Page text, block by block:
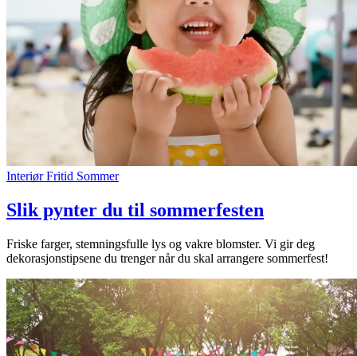
Interiør Fritid Sommer
Slik pynter du til sommerfesten
Friske farger, stemningsfulle lys og vakre blomster. Vi gir deg
dekorasjonstipsene du trenger når du skal arrangere sommerfest!